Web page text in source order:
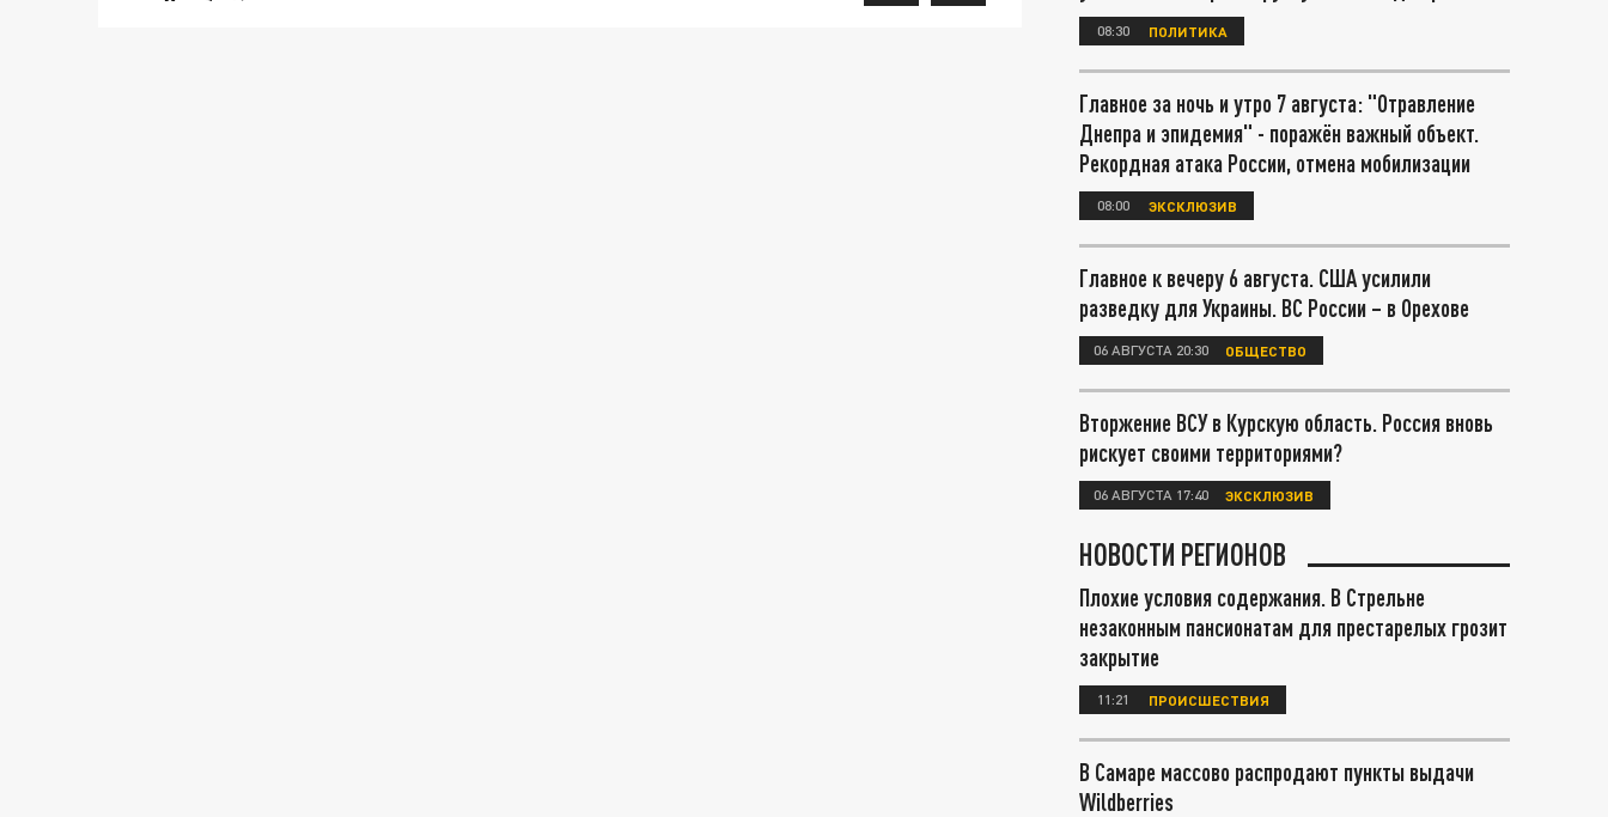
08:30 ПОЛИТИКА
Главное за ночь и утро 7 августа: "Отравление
Днепра и эпидемия" - поражён важный объект.
Рекордная атака России, отмена мобилизации
08:00 ЭКСКЛЮЗИВ
Главное к вечеру 6 августа. США усилили
разведку для Украины. ВС России – в Орехове
06 АВГУСТА 20:30 ОБЩЕСТВО
Вторжение ВСУ в Курскую область. Россия вновь
рискует своими территориями?
06 АВГУСТА 17:40 ЭКСКЛЮЗИВ
НОВОСТИ РЕГИОНОВ
Плохие условия содержания. В Стрельне
незаконным пансионатам для престарелых грозит
закрытие
11:21 ПРОИСШЕСТВИЯ
В Самаре массово распродают пункты выдачи
Wildberries